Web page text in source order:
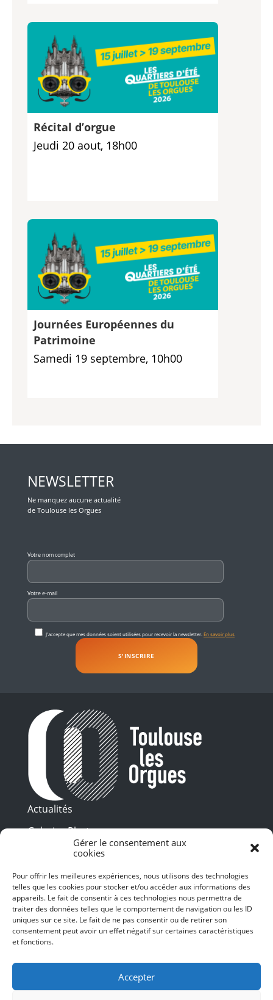
Gérer le consentement aux
cookies
Pour offrir les meilleures expériences, nous utilisons des technologies
telles que les cookies pour stocker et/ou accéder aux informations des
appareils. Le fait de consentir à ces technologies nous permettra de
traiter des données telles que le comportement de navigation ou les ID
uniques sur ce site. Le fait de ne pas consentir ou de retirer son
consentement peut avoir un effet négatif sur certaines caractéristiques
et fonctions.
Accepter
Récital d’orgue
Jeudi 20 aout, 18h00
Journées Européennes du
Patrimoine
Samedi 19 septembre, 10h00
NEWSLETTER
Ne manquez aucune actualité
de Toulouse les Orgues
Votre nom complet
Votre e-mail
J'accepte que mes données soient utilisées pour recevoir la newsletter. En savoir plus
Actualités
Galeries Photos
Vidéothèque
Presse
Programme PDF
Billetterie
Recrutement
Mentions légales
SUIVEZ-NOUS